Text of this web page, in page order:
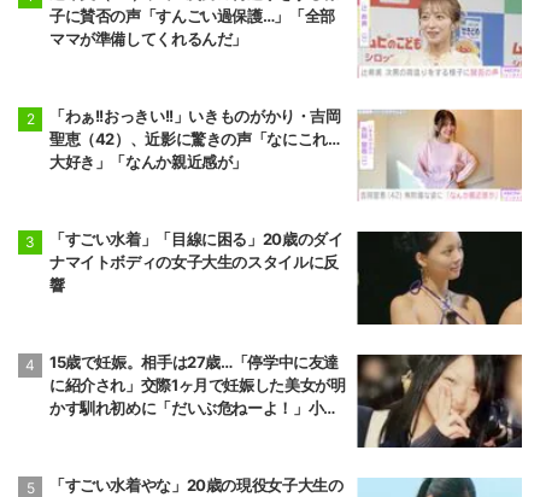
子に賛否の声「すんごい過保護…」「全部
ママが準備してくれるんだ」
「わぁ!!おっきい!!」いきものがかり・吉岡
聖恵（42）、近影に驚きの声「なにこれ…
大好き」「なんか親近感が」
「すごい水着」「目線に困る」20歳のダイ
ナマイトボディの女子大生のスタイルに反
響
15歳で妊娠。相手は27歳…「停学中に友達
に紹介され」交際1ヶ月で妊娠した美女が明
かす馴れ初めに「だいぶ危ねーよ！」小森
「すごい水着やな」20歳の現役女子大生の